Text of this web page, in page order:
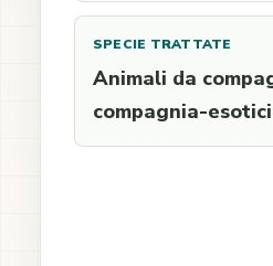
SPECIE TRATTATE
Animali da
compagnia-esotici